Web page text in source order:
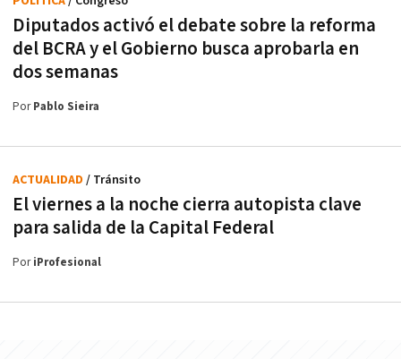
Diputados activó el debate sobre la reforma
del BCRA y el Gobierno busca aprobarla en
dos semanas
PorPablo Sieira
El viernes a la noche cierra autopista clave
para salida de la Capital Federal
ACTUALIDAD / Tránsito
PoriProfesional